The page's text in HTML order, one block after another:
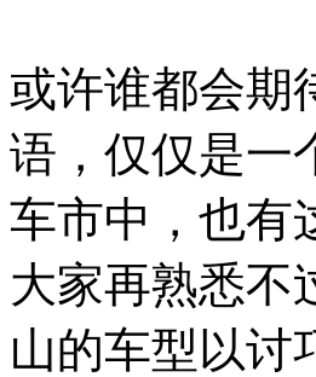
或许谁都会期
语，仅仅是一
车市中，也有
大家再熟悉不
山的车型以讨